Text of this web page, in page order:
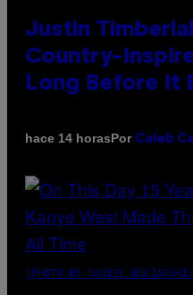
Justin
Country-
Long Before It
hace 14 horasPor Caleb
(PHOTO BY DANIEL